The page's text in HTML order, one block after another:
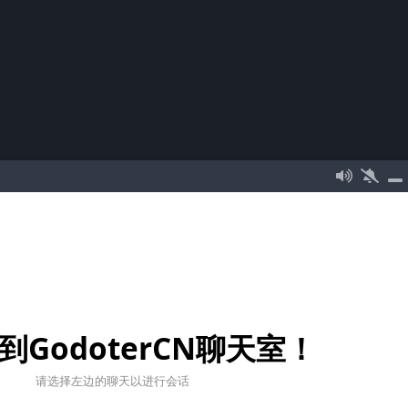
GodoterCN聊天室！
请选择左边的聊天以进行会话